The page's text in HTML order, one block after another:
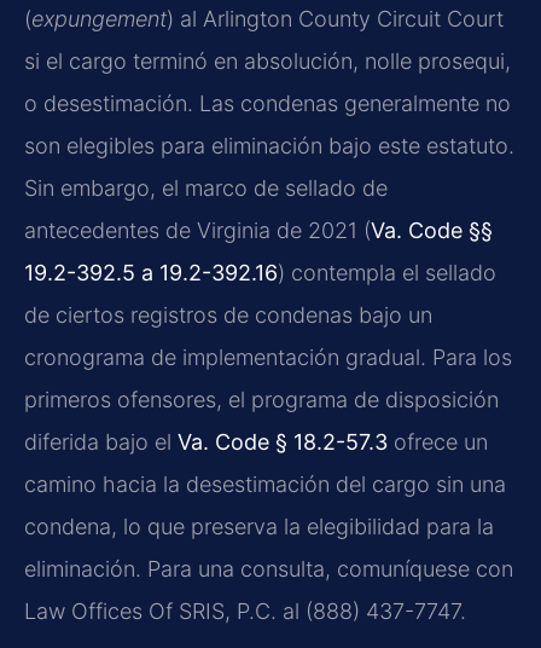
(expungement) al Arlington County Circuit Court
si el cargo terminó en absolución, nolle prosequi,
o desestimación. Las condenas generalmente no
son elegibles para eliminación bajo este estatuto.
Sin embargo, el marco de sellado de
antecedentes de Virginia de 2021 (Va. Code §§
19.2-392.5 a 19.2-392.16) contempla el sellado
de ciertos registros de condenas bajo un
cronograma de implementación gradual. Para los
primeros ofensores, el programa de disposición
diferida bajo el Va. Code § 18.2-57.3 ofrece un
camino hacia la desestimación del cargo sin una
condena, lo que preserva la elegibilidad para la
eliminación. Para una consulta, comuníquese con
Law Offices Of SRIS, P.C. al (888) 437-7747.